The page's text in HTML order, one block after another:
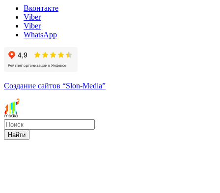
Вконтакте
Viber
Viber
WhatsApp
Создание сайтов “Slon-Media”
Найти